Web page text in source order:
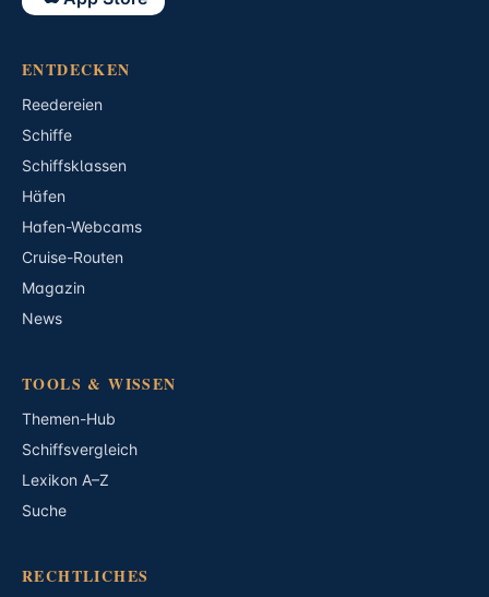
ENTDECKEN
Reedereien
Schiffe
Schiffsklassen
Häfen
Hafen-Webcams
Cruise-Routen
Magazin
News
TOOLS & WISSEN
Themen-Hub
Schiffsvergleich
Lexikon A–Z
Suche
RECHTLICHES